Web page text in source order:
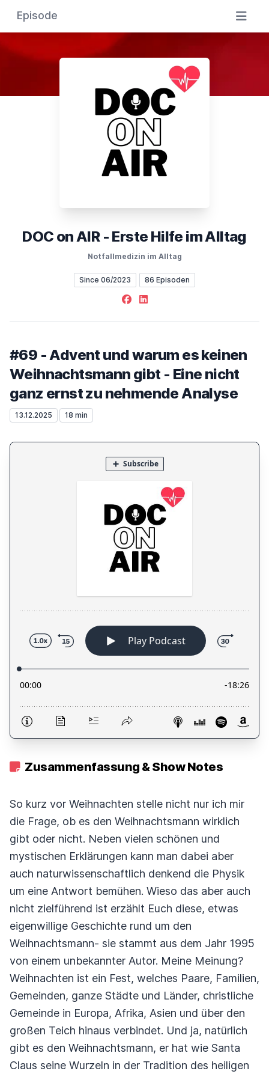
Episode
DOC on AIR - Erste Hilfe im Alltag
Notfallmedizin im Alltag
Since 06/2023 86 Episoden
Facebook
LinkedIn
#69 - Advent und warum es keinen
Weihnachtsmann gibt - Eine nicht
ganz ernst zu nehmende Analyse
13.12.2025 18 min
Zusammenfassung & Show Notes
So kurz vor Weihnachten stelle nicht nur ich mir
die Frage, ob es den Weihnachtsmann wirklich
gibt oder nicht. Neben vielen schönen und
mystischen Erklärungen kann man dabei aber
auch naturwissenschaftlich denkend die Physik
um eine Antwort bemühen. Wieso das aber auch
nicht zielführend ist erzählt Euch diese, etwas
eigenwillige Geschichte rund um den
Weihnachtsmann- sie stammt aus dem Jahr 1995
von einem unbekannter Autor. Meine Meinung?
Weihnachten ist ein Fest, welches Paare, Familien,
Gemeinden, ganze Städte und Länder, christliche
Gemeinde in Europa, Afrika, Asien und über den
großen Teich hinaus verbindet. Und ja, natürlich
gibt es den Weihnachtsmann, er hat wie Santa
Claus seine Wurzeln in der Tradition des heiligen